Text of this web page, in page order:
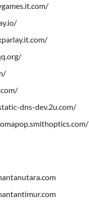
dns-dev.2u.com/